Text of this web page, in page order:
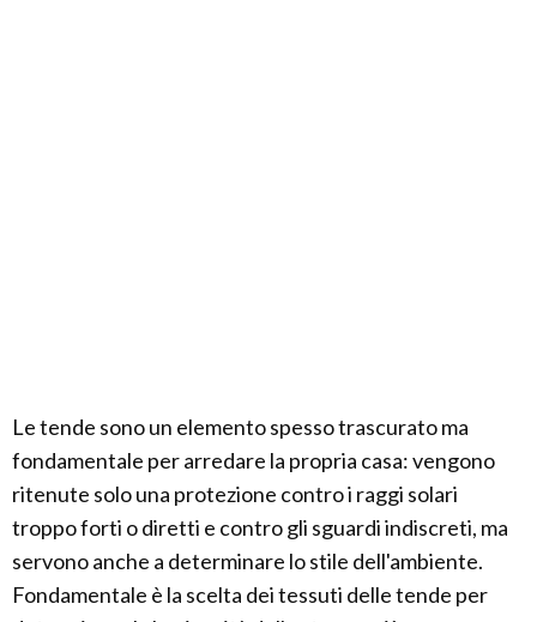
Le tende sono un elemento spesso trascurato ma
fondamentale per arredare la propria casa: vengono
ritenute solo una protezione contro i raggi solari
troppo forti o diretti e contro gli sguardi indiscreti, ma
servono anche a determinare lo stile dell'ambiente.
Fondamentale è la scelta dei tessuti delle tende per